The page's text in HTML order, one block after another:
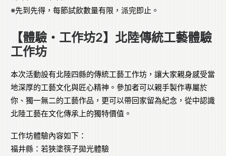
※先到先得，每節試飲數量有限，派完即止。
【體驗・工作坊2】北陸傳統工藝體驗
工作坊
本次活動設有北陸四縣的傳統工藝工作坊，讓大家親身感受當
地深厚的工藝文化與匠心精神。參加者可以親手製作專屬於
你、獨一無二的工藝作品，更可以帶回家留為紀念，從中認識
北陸工藝在文化傳承上的獨特價值。
工作坊體驗內容如下：
福井縣：若狹塗筷子拋光體驗